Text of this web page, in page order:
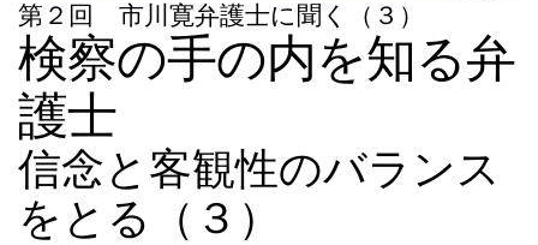
第２回 市川寛弁護士に聞く（３）
検察の手の内を知る弁
護士
信念と客観性のバランス
をとる（３）